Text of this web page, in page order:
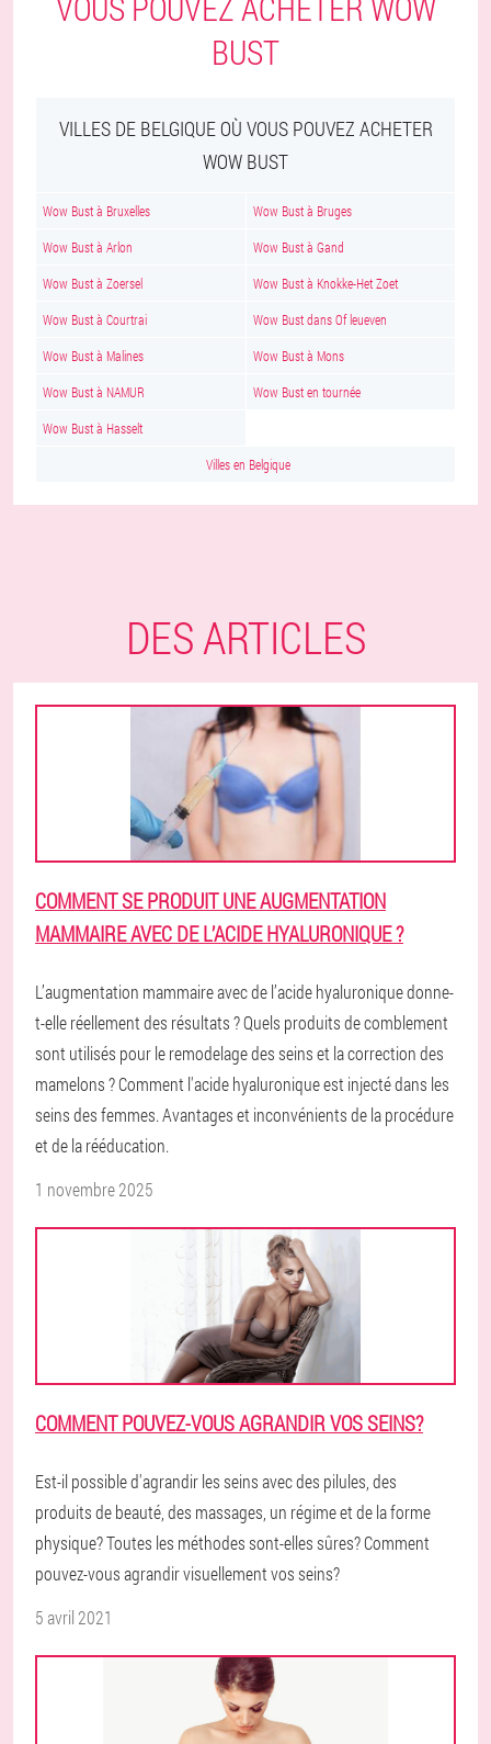
BUST
VILLES DE BELGIQUE OÙ VOUS POUVEZ ACHETER
WOW BUST
Wow Bust à Bruxelles Wow Bust à Bruges
Wow Bust à Arlon Wow Bust à Gand
Wow Bust à Zoersel Wow Bust à Knokke-Het Zoet
Wow Bust à Courtrai Wow Bust dans Of leueven
Wow Bust à Malines Wow Bust à Mons
Wow Bust à NAMUR Wow Bust en tournée
Wow Bust à Hasselt
Villes en Belgique
DES ARTICLES
COMMENT SE PRODUIT UNE AUGMENTATION
MAMMAIRE AVEC DE L’ACIDE HYALURONIQUE ?
L’augmentation mammaire avec de l’acide hyaluronique donne-
t-elle réellement des résultats ? Quels produits de comblement
sont utilisés pour le remodelage des seins et la correction des
mamelons ? Comment l'acide hyaluronique est injecté dans les
seins des femmes. Avantages et inconvénients de la procédure
et de la rééducation.
1 novembre 2025
COMMENT POUVEZ-VOUS AGRANDIR VOS SEINS?
Est-il possible d'agrandir les seins avec des pilules, des
produits de beauté, des massages, un régime et de la forme
physique? Toutes les méthodes sont-elles sûres? Comment
pouvez-vous agrandir visuellement vos seins?
5 avril 2021